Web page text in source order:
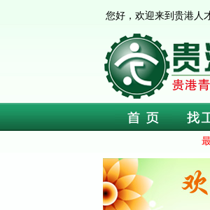
您好，欢迎来到贵港人